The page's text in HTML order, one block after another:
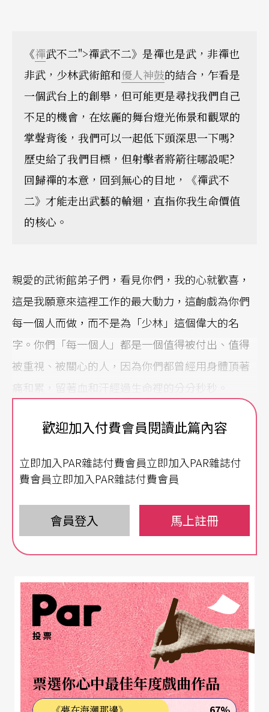
《禪武不二">禪武不二》是禪也是武，非禪也
非武，少林武術館和優人神鼓的結合，乍看是
一個武台上的創舉，但可能更是尋找我們自己
不足的機會，在炫麗的舞台燈光佈景和觀眾的
掌聲背後，我們可以一起低下頭深思一下嗎?
歷史給了我們目標，但射擊者將箭往哪設呢?
回歸禪的本意，回到無心的目地，《禪武不
二》才能走出武藝的輪迴，直指你我生命價值
的核心。
親愛的武術館弟子們，看見你們，我的心就歡喜，
這是我願意來這裡工作的最大動力，這齣戲為你們
每一個人而做，而不是為「少林」這個偉大的名
字。你們「每一個人」都是一個值得被付出、值得
被重視、被關心的人，因為你們都曾經用身體頂著
痛和累，留著血和汗經過生命裡的分分秒秒。
今天我會來到武術館，甚至帶來我生活中唯一和全
險」，但這樣的聲音竟只在大腦的皮層飄過，深深
的內心從不懷疑。其實，我並不知道未來會如何?也
沒有那些經紀人偉大的商業契機和利益計畫，我只
想……也就只想把武術帶到現代劇場，創造中國人
身體在世界劇場的地位。
看少林功夫表演，人們帶回去什麼?
昨天，看見中國出了一個很轟動的新表演，叫「頭
頂上的芭蕾舞」，看見報上的報導這樣高難度的技
術表演，真的非常動人。只是如果沒有芭蕾舞，中
國這麼難得的雜技技術就沒有新的出路嗎?我不曉得
你們知不知道，現在很多人對少林寺和少林的功夫
歡迎加入付費會員閱讀此篇內容
立即加入PAR雜誌付費會員立即加入PAR雜誌付
費會員立即加入PAR雜誌付費會員
會員登入 馬上註冊
投票
票選你心中最佳年度戲曲作品